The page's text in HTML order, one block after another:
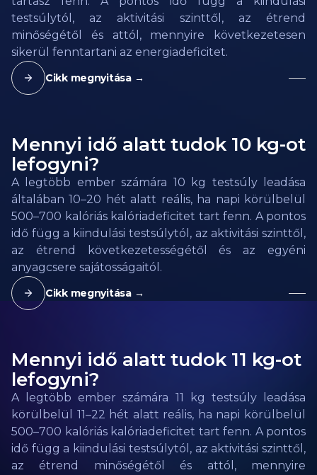
testsúlytól, az aktivitási szinttől, az étrend
minőségétől és attól, mennyire következetesen
sikerül fenntartani az energiadeficitet.
Cikk megnyitása →
Mennyi idő alatt tudok 10 kg-ot
lefogyni?
A legtöbb ember számára 10 kg testsúly leadása
általában 10–20 hét alatt reális, ha napi körülbelül
500–700 kalóriás kalóriadeficitet tart fenn. A pontos
idő függ a kiindulási testsúlytól, az aktivitási szinttől,
az étrend következetességétől és az egyéni
anyagcsere sajátosságaitól.
Cikk megnyitása →
Mennyi idő alatt tudok 11 kg-ot
lefogyni?
A legtöbb ember számára 11 kg testsúly leadása
körülbelül 11–22 hét alatt reális, ha napi körülbelül
500–700 kalóriás kalóriadeficitet tart fenn. A pontos
idő függ a kiindulási testsúlytól, az aktivitási szinttől,
az étrend minőségétől és attól, mennyire